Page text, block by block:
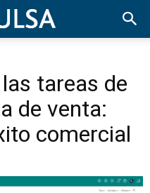
tareas de
de venta:
comercial